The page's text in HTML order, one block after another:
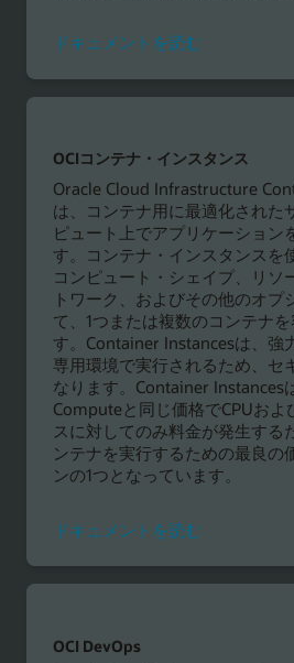
ドキュメントを読むド
ュ
ト
を
読
む
OCIコンテナ・インスタンス
Oracle Cloud Infrastructure
は、コンテナ用に最適化された
ピュート上でアプリケーション
す。コンテナ・インスタンスを
コンピュート・シェイプ、リソ
トワーク、およびその他のオプ
て、1つまたは複数のコンテナ
す。Container Instancesは、強
専用環境で実行されるため、セ
なります。Container Instances
Computeと同じ価格でCPUおよ
スに対してのみ料金が発生する
ンテナを実行するための最良の
ンの1つとなっています。
ドキュメントを読むド
ュ
OCI DevOps